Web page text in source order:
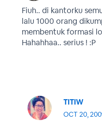
Fiuh.. di kantorku
lalu 1000 orang
membentuk formasi
Hahahhaa.. serius ! :P
TITIW
OCT 20,